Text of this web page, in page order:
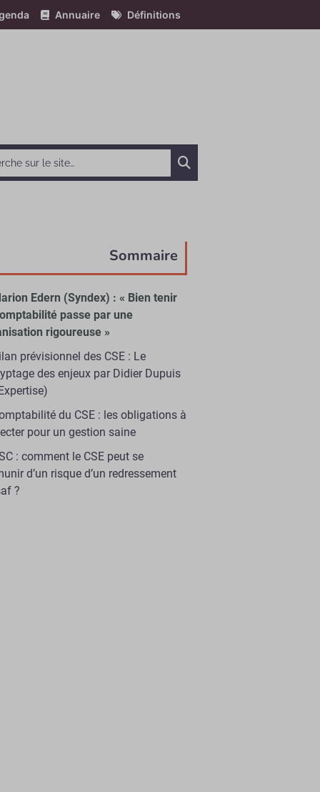
Annuaire Définitions
Sommaire
Edern (Syndex) : « Bien tenir
passe par une
rigoureuse »
prévisionnel des CSE : Le
des enjeux par Didier Dupuis
du CSE : les obligations à
pour un gestion saine
: comment le CSE peut se
d’un risque d’un redressement
?